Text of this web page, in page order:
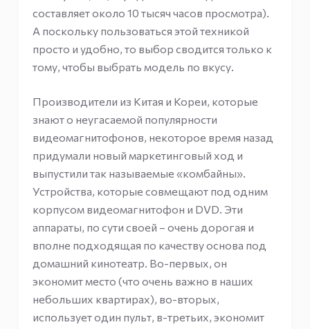
составляет около 10 тысяч часов просмотра).
А поскольку пользоваться этой техникой
просто и удобно, то выбор сводится только к
тому, чтобы выбрать модель по вкусу.
Производители из Китая и Кореи, которые
знают о неугасаемой популярности
видеомагнитофонов, некоторое время назад
придумали новый маркетинговый ход и
выпустили так называемые «комбайны».
Устройства, которые совмещают под одним
корпусом видеомагнитофон и DVD. Эти
аппараты, по сути своей – очень дорогая и
вполне подходящая по качеству основа под
домашний кинотеатр. Во-первых, он
экономит место (что очень важно в наших
небольших квартирах), во-вторых,
использует один пульт, в-третьих, экономит